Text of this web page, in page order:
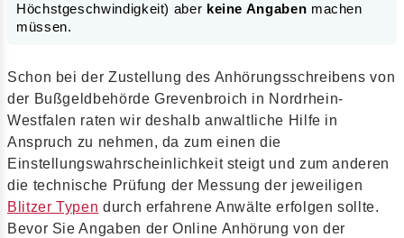
Höchstgeschwindigkeit) aber keine Angaben machen
müssen.
Schon bei der Zustellung des Anhörungsschreibens von
der Bußgeldbehörde Grevenbroich in Nordrhein-
Westfalen raten wir deshalb anwaltliche Hilfe in
Anspruch zu nehmen, da zum einen die
Einstellungswahrscheinlichkeit steigt und zum anderen
die technische Prüfung der Messung der jeweiligen
Blitzer Typen durch erfahrene Anwälte erfolgen sollte.
Bevor Sie Angaben der Online Anhörung von der